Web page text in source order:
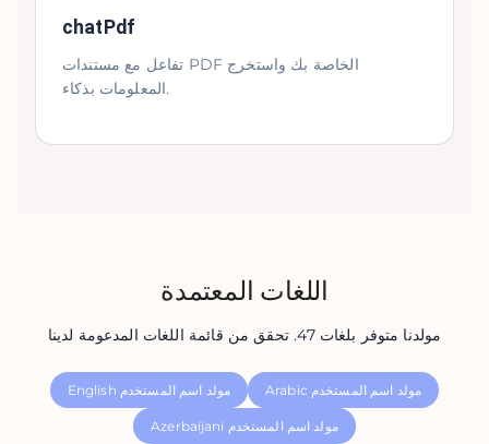
chatPdf
تفاعل مع مستندات PDF الخاصة بك واستخرج
المعلومات بذكاء.
اللغات المعتمدة
مولدنا متوفر بلغات 47. تحقق من قائمة اللغات المدعومة لدينا
English مولد اسم المستخدم Arabic مولد اسم المستخدم
Azerbaijani مولد اسم المستخدم